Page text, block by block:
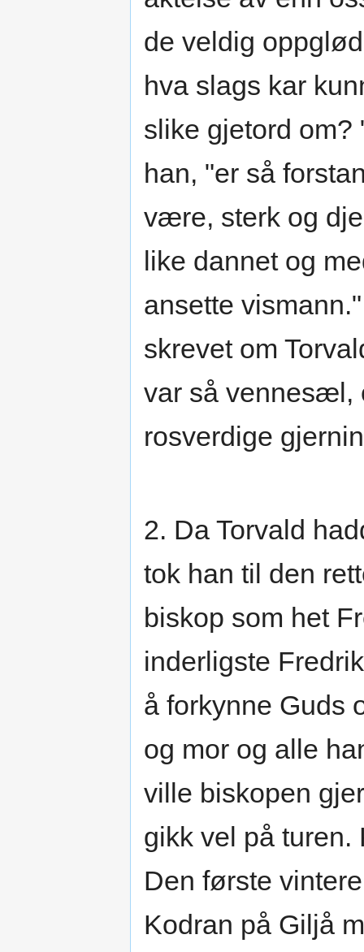
de veldig
hva slags kar
slike gjetord om?
han, "er så
være, sterk og
like dannet og
ansette
skrevet om
var så vennesæl,
rosverdige
2. Da Torvald
tok han til den
biskop som het
inderligste
å forkynne Guds
og mor og alle
ville biskopen
gikk vel på turen.
Den første
Kodran på Giljå